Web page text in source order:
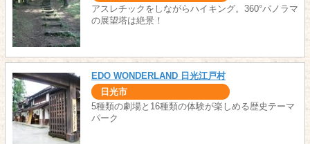
アスレチックをしながらハイキング。360°パノラマ
の展望塔は絶景！
EDO WONDERLAND 日光江戸村
日光市
5種類の劇場と16種類の体験が楽しめる歴史テーマ
パーク